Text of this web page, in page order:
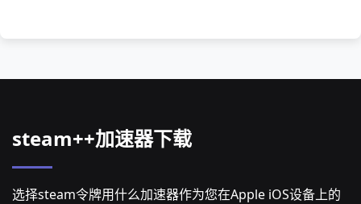
steam++加速器下载
选择steam令牌用什么加速器作为您在Apple iOS设备上的